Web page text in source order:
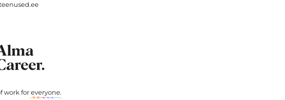
work foreveryone.